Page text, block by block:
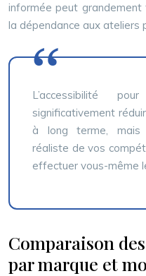
informée peut grandement
la dépendance aux ateliers
L’accessibilité
significativement
à long terme, mais
réaliste de vos
effectuer vous-même
Comparaison
par marque et